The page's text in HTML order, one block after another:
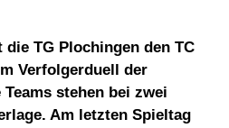
TG Plochingen den TC
Verfolgerduell der
stehen bei zwei
Am letzten Spieltag